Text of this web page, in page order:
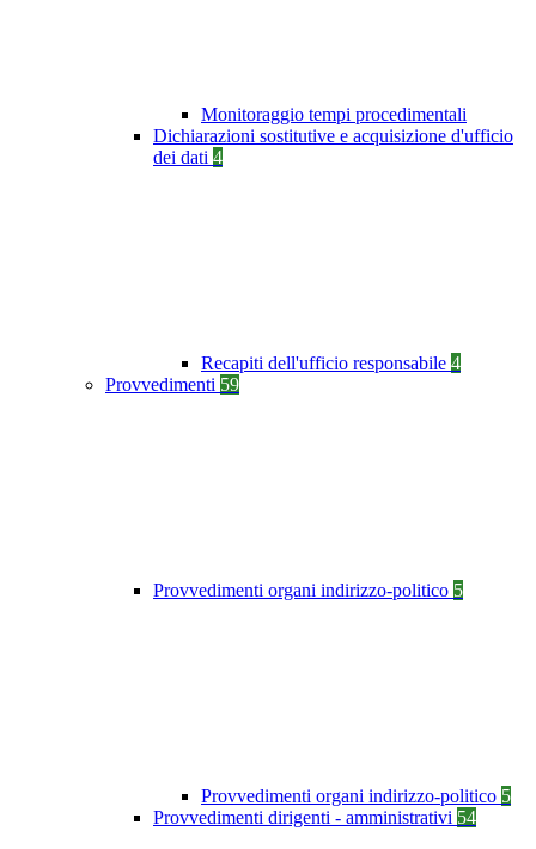
Monitoraggio tempi procedimentali
Dichiarazioni sostitutive e acquisizione d'ufficio
dei dati 4
Recapiti dell'ufficio responsabile 4
Provvedimenti 59
Provvedimenti organi indirizzo-politico 5
Provvedimenti organi indirizzo-politico 5
Provvedimenti dirigenti - amministrativi 54